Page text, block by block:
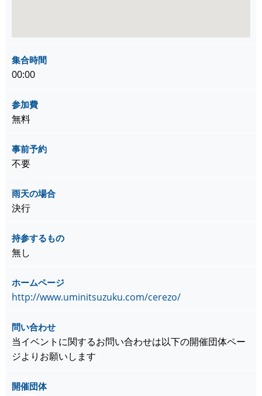
集合時間
00:00
参加費
無料
事前予約
不要
雨天の場合
決行
持参するもの
無し
ホームページ
http://www.uminitsuzuku.com/cerezo/
問い合わせ
当イベントに関するお問い合わせは以下の開催団体ペー
ジよりお願いします
開催団体